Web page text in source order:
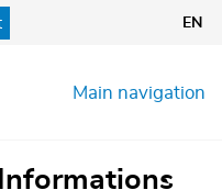
EN
Main navigation